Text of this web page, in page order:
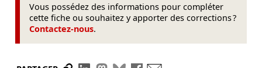
Vous possédez des informations pour compléter
cette fiche ou souhaitez y apporter des corrections ?
Contactez-nous.